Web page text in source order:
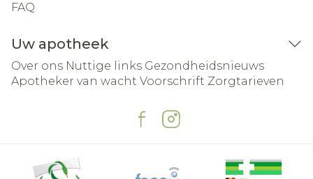
FAQ
Uw apotheek
Over ons Nuttige links Gezondheidsnieuws
Apotheker van wacht Voorschrift Zorgtarieven